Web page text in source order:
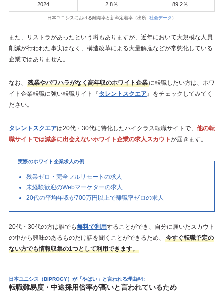
2024 2.8％ 89.2％
日本ユニシスにおける離職率と新卒定着率（出所: 社会データ ）
また、リストラがあったという噂もありますが、近年において大規模な人員
削減が行われた事実はなく、構造改革による大量解雇などが常態化している
企業ではありません。
なお、 残業やパワハラがなく高年収のホワイト企業に転職したい方は、ホワ
イト企業転職に強い転職サイト『タレントスクエア』をチェックしてみてく
ださい。
タレントスクエアは20代・30代に特化したハイクラス転職サイトで、 他の転
職サイトでは滅多に出会えないホワイト企業の求人スカウトが届きます。
実際のホワイト企業求人の例
残業ゼロ・完全フルリモートの求人
未経験歓迎のWebマーケターの求人
20代の平均年収が700万円以上で離職率ゼロの求人
20代・30代の方は誰でも無料で利用することができ、自分に届いたスカウト
の中から興味のあるものだけ話を聞くことができるため、
今すぐ転職予定の
ない方でも情報収集の1つとして利用できます。
日本ユニシス（BIPROGY）が「やばい」と言われる理由#4:
転職難易度・中途採用倍率が高いと言われているため